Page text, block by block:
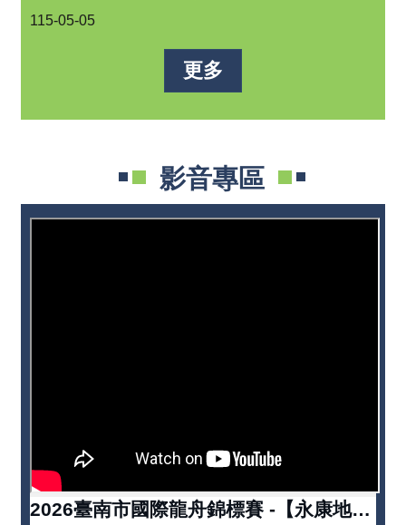
115-05-05
更多
影音專區
2026臺南市國際龍舟錦標賽 -【永康地政】地政宣導與諮詢服務